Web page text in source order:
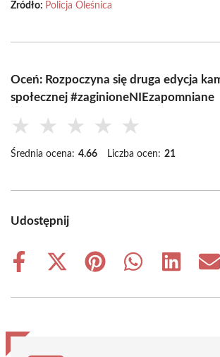
Źródło: Policja Oleśnica
Oceń: Rozpoczyna się druga edycja
społecznej #zaginioneNIEzapomniane
★ ★ ★ ★ ★
Średnia ocena: 4.66 Liczba ocen: 21
Udostępnij
Share
Share
(Twitter)
Share
Share
Share